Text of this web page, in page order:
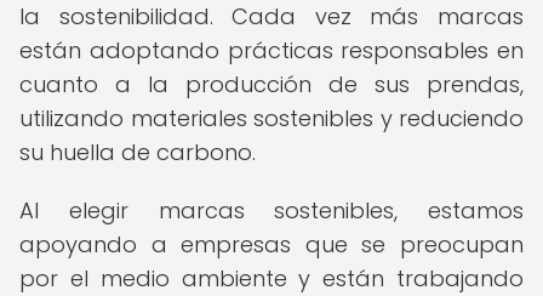
la sostenibilidad. Cada vez más marcas
están adoptando prácticas responsables en
cuanto a la producción de sus prendas,
utilizando materiales sostenibles y reduciendo
su huella de carbono.
Al elegir marcas sostenibles, estamos
apoyando a empresas que se preocupan
por el medio ambiente y están trabajando